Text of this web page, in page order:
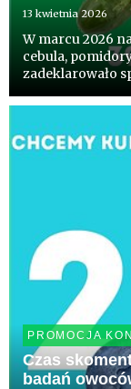
13 kwietnia 2026
W marcu 2026
cebula,
zadeklarowało
połowa
PROMOCJA
Czas
badań